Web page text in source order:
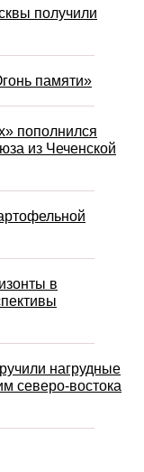
получили
памяти»
пополнился
из Чеченской
в
нагрудные
северо-востока